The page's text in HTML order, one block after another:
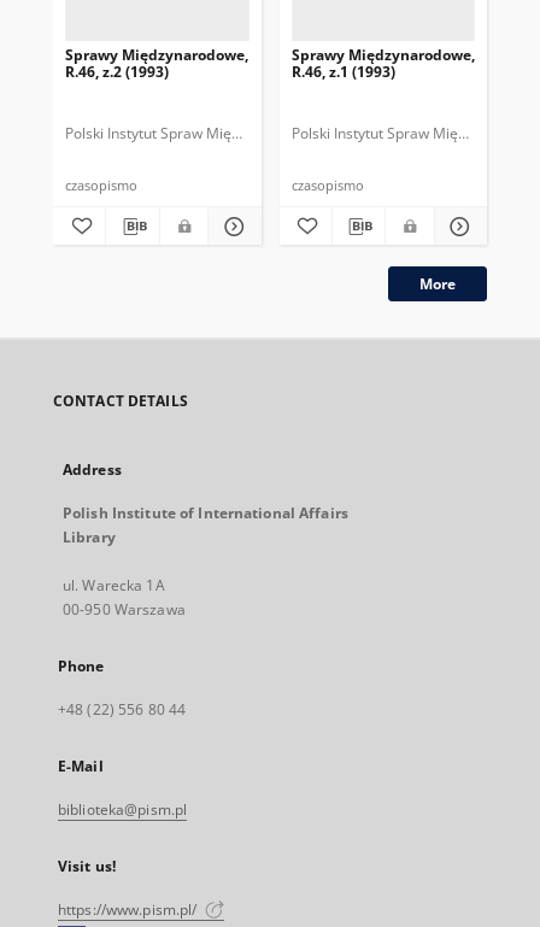
Sprawy Międzynarodowe,
R.46, z.2 (1993)
Polski Instytut Spraw Międzynarodowych. Polska Fundacja Spraw
czasopismo
Sprawy Międzynarodowe,
R.46, z.1 (1993)
Polski Instytut Spraw
czasopismo
More
CONTACT DETAILS
Address
Polish Institute of International Affairs
Library
ul. Warecka 1A
00-950 Warszawa
Phone
+48 (22) 556 80 44
E-Mail
biblioteka@pism.pl
Visit us!
https://www.pism.pl/